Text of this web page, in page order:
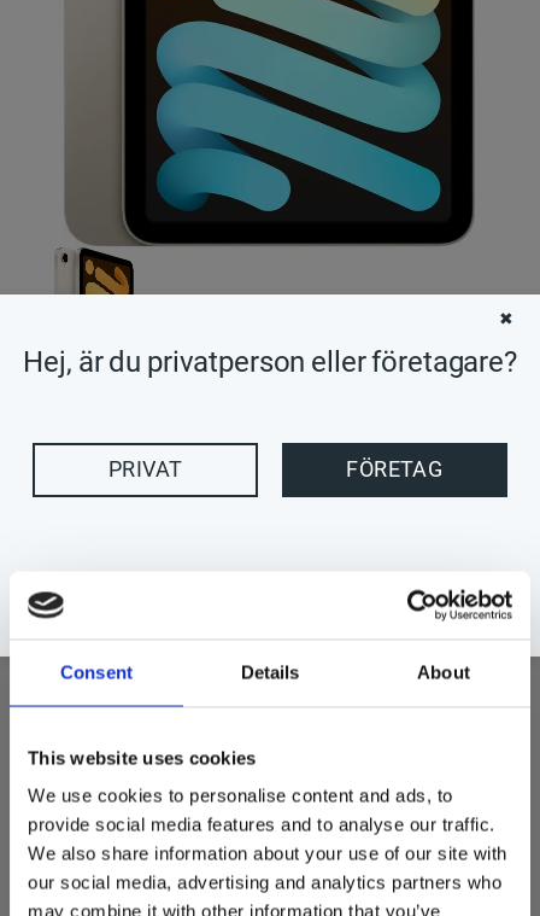
Consent Details About
This website uses cookies
We use cookies to personalise content and ads, to
provide social media features and to analyse our traffic.
We also share information about your use of our site with
our social media, advertising and analytics partners who
may combine it with other information that you’ve
7 795KR
Tillverkare
Apple
Visa alla produkter från Apple
Nya iPad mini. Hela magin med iPad. I dina händer. Det
kraftfulla A15 Bionic-chippet med Neural Engine. Designad
Hej, är du privatperson eller företagare?
PRIVAT FÖRETAG
✖